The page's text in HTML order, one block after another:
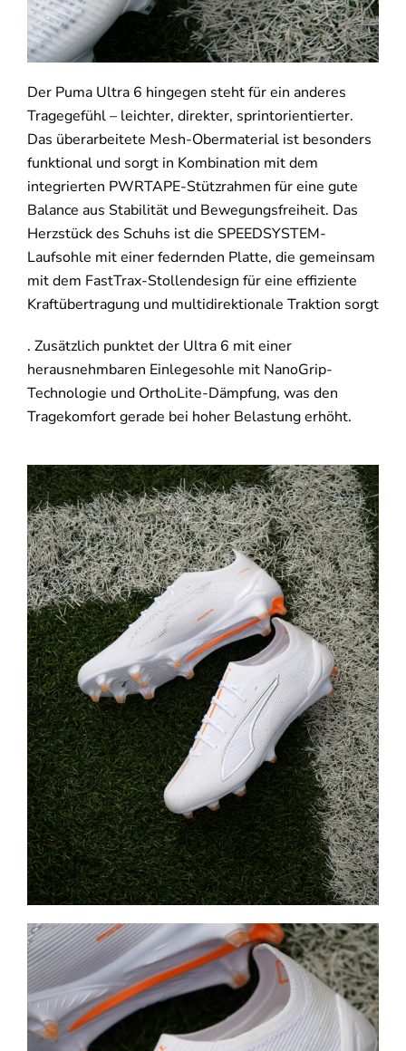
Der Puma Ultra 6 hingegen steht für ein anderes
Tragegefühl – leichter, direkter, sprintorientierter.
Das überarbeitete Mesh-Obermaterial ist besonders
funktional und sorgt in Kombination mit dem
integrierten PWRTAPE-Stützrahmen für eine gute
Balance aus Stabilität und Bewegungsfreiheit. Das
Herzstück des Schuhs ist die SPEEDSYSTEM-
Laufsohle mit einer federnden Platte, die gemeinsam
mit dem FastTrax-Stollendesign für eine effiziente
Kraftübertragung und multidirektionale Traktion sorgt
. Zusätzlich punktet der Ultra 6 mit einer
herausnehmbaren Einlegesohle mit NanoGrip-
Technologie und OrthoLite-Dämpfung, was den
Tragekomfort gerade bei hoher Belastung erhöht.